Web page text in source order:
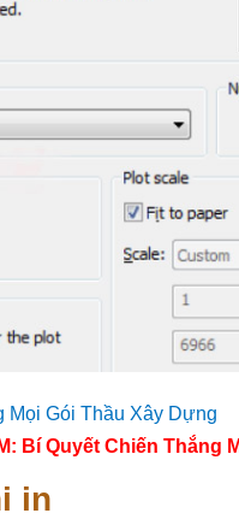
Bí Quyết Chiến Thắng
in